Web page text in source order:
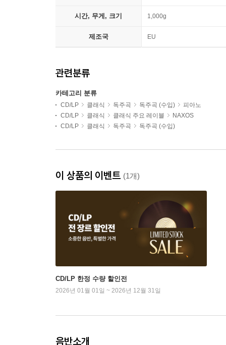
시간, 무게, 크기 1,000g
제조국 EU
관련분류
카테고리 분류
CD/LP 클래식 독주곡 독주곡 (수입)
피아노
CD/LP
클래식 클래식 주요 레이블
NAXOS
CD/LP
클래식 독주곡 독주곡 (수입)
이 상품의 이벤트 (1개)
CD/LP 한정 수량 할인전
2026년 01월 01일 ~ 2026년 12월 31일
음반소개